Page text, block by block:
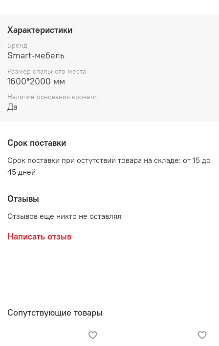
глубина 1678 мм
высота 1026 мм
Цвет:
Белый ЛДСП
комплект не входит
SMART-мебель
Характеристики
Бренд
Smart-мебель
Размер спального места
1600*2000 мм
Наличие основания кровати
Да
Срок поставки
Срок поставки при остутствии товара на складе: от 15 до
45 дней
Отзывы
Отзывов еще никто не оставлял
Написать отзыв
Сопутствующие товары